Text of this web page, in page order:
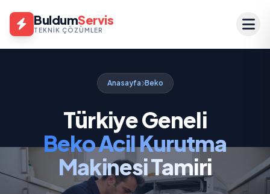
BuldumServis
TEKNIK ÇÖZÜMLER
Anasayfa Beko
Türkiye Geneli
Beko Acil Kurutma
Makinesi Tamiri